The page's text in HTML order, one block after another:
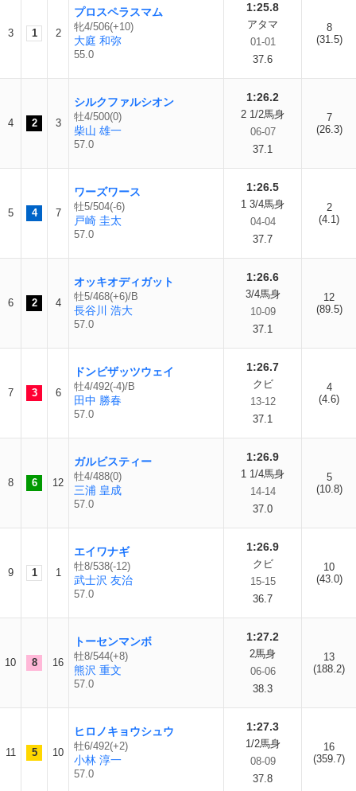
3 1 2
プロスペラスマム
牝4/506(+10)
大庭 和弥
55.0
1:25.8
アタマ
01-01
37.6
8
(31.5)
4 2 3
シルクファルシオン
牡4/500(0)
柴山 雄一
57.0
1:26.2
2 1/2馬身
06-07
37.1
7
(26.3)
5 4 7
ワーズワース
牡5/504(-6)
戸崎 圭太
57.0
1:26.5
1 3/4馬身
04-04
37.7
2
(4.1)
6 2 4
オッキオディガット
牡5/468(+6)/B
長谷川 浩大
57.0
1:26.6
3/4馬身
10-09
37.1
12
(89.5)
7 3 6
ドンビザッツウェイ
牡4/492(-4)/B
田中 勝春
57.0
1:26.7
クビ
13-12
37.1
4
(4.6)
8 6 12
ガルビスティー
牡4/488(0)
三浦 皇成
57.0
1:26.9
1 1/4馬身
14-14
37.0
5
(10.8)
9 1 1
エイワナギ
牡8/538(-12)
武士沢 友治
57.0
1:26.9
クビ
15-15
36.7
10
(43.0)
10 8 16
トーセンマンボ
牡8/544(+8)
熊沢 重文
57.0
1:27.2
2馬身
06-06
38.3
13
(188.2)
11 5 10
ヒロノキョウシュウ
牡6/492(+2)
小林 淳一
57.0
1:27.3
1/2馬身
08-09
37.8
16
(359.7)